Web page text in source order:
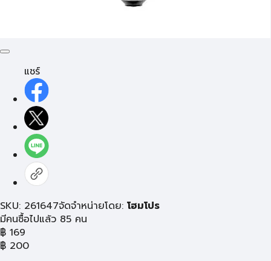
แชร์
SKU: 261647จัดจำหน่ายโดย: โฮมโปร
มีคนซื้อไปแล้ว 85 คน
฿ 169
฿ 200